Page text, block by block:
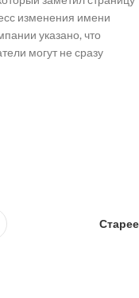
изменения имени
указано, что
могут не сразу
Старее